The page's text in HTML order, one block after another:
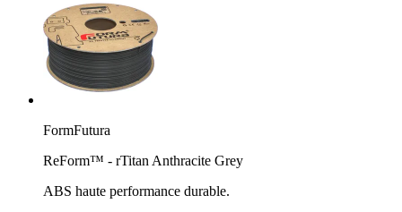
FormFutura
ReForm™ - rTitan Anthracite Grey
ABS haute performance durable.